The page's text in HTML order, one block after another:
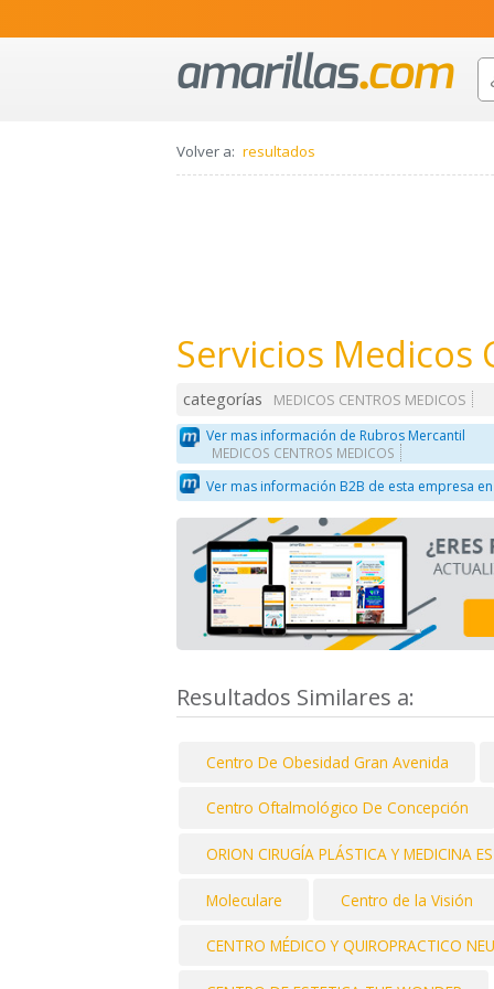
Volver a: resultados
Servicios Medicos
categorías
MEDICOS CENTROS MEDICOS
Ver mas información de Rubros Mercantil
MEDICOS CENTROS MEDICOS
Ver mas información B2B de esta empresa
Resultados Similares a:
Centro De Obesidad Gran Avenida
Centro Oftalmológico De Concepción
ORION CIRUGÍA PLÁSTICA Y MEDICINA
Moleculare Centro de la Visión
CENTRO MÉDICO Y QUIROPRACTICO